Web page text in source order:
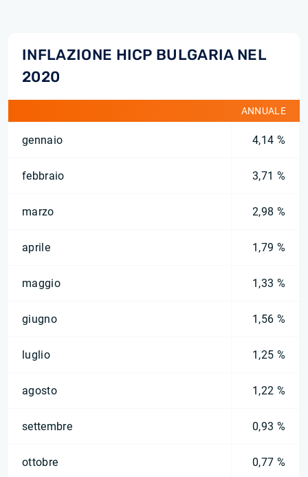
INFLAZIONE HICP BULGARIA NEL
2020
ANNUALE
gennaio 4,14 %
febbraio 3,71 %
marzo 2,98 %
aprile 1,79 %
maggio 1,33 %
giugno 1,56 %
luglio 1,25 %
agosto 1,22 %
settembre 0,93 %
ottobre 0,77 %